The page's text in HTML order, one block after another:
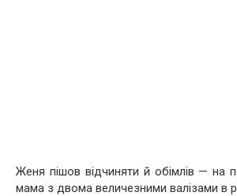
Женя пішов відчиняти й обімлів — на
мама з двома величезними валізами в